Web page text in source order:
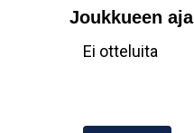
Joukkueen
Ei otteluita